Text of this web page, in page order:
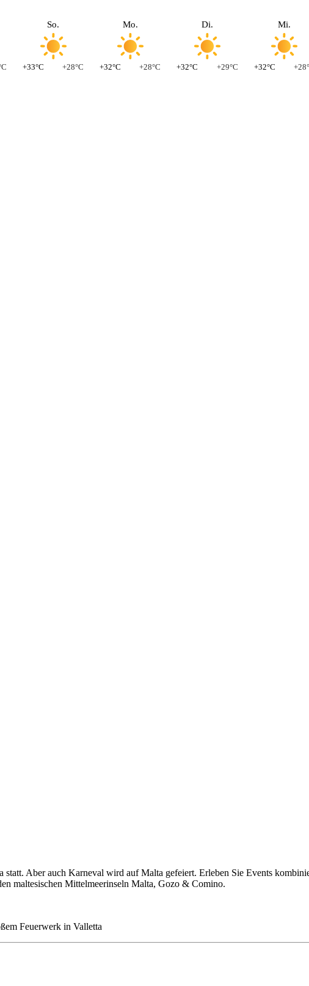
So.
+33°C +28°C
Mo.
+32°C +28°C
Di.
+32°C +29°C
Mi.
+32°C
statt. Aber auch Karneval wird auf Malta gefeiert. Erleben Sie Events
maltesischen Mittelmeerinseln Malta, Gozo & Comino.
Feuerwerk in Valletta